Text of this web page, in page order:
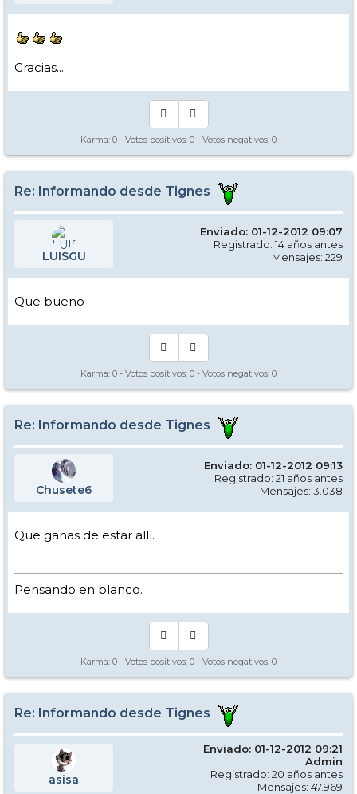
Gracias...
Karma: 0 - Votos positivos: 0 - Votos negativos: 0
Re: Informando desde Tignes
LUISGU
Enviado: 01-12-2012 09:07
Registrado: 14 años antes
Mensajes: 229
Que bueno
Karma: 0 - Votos positivos: 0 - Votos negativos: 0
Re: Informando desde Tignes
Chusete6
Enviado: 01-12-2012 09:13
Registrado: 21 años antes
Mensajes: 3.038
Que ganas de estar allí.
Pensando en blanco.
Karma: 0 - Votos positivos: 0 - Votos negativos: 0
Re: Informando desde Tignes
asisa
Enviado: 01-12-2012 09:21
Admin
Registrado: 20 años antes
Mensajes: 47.969